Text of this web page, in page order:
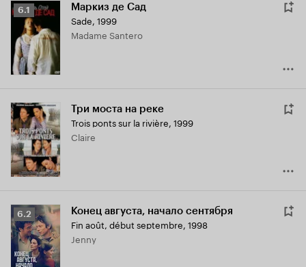
Рейтинг
Кинопоиска
6.1
6.1 Маркиз де Сад
Sade, 1999
Madame Santero
Три моста на реке
Trois ponts sur la rivière, 1999
Claire
Рейтинг
Кинопоиска
6.2
6.2 Конец августа, начало сентября
Fin août, début septembre, 1998
Jenny